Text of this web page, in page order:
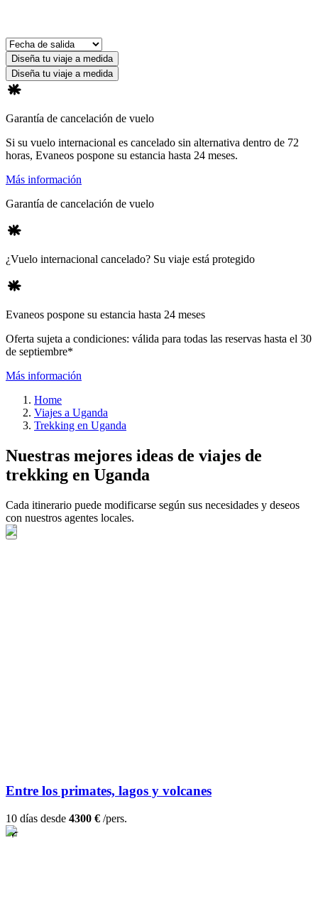
Diseña tu viaje a medida
Diseña tu viaje a medida
Garantía de cancelación de vuelo
Si su vuelo internacional es cancelado sin alternativa dentro de 72
horas, Evaneos pospone su estancia hasta 24 meses.
Más información
Garantía de cancelación de vuelo
¿Vuelo internacional cancelado? Su viaje está protegido
Evaneos pospone su estancia hasta 24 meses
Oferta sujeta a condiciones: válida para todas las reservas hasta el 30
de septiembre*
Más información
Home
Viajes a Uganda
Trekking en Uganda
Nuestras mejores ideas de viajes de
trekking en Uganda
Cada itinerario puede modificarse según sus necesidades y deseos
con nuestros agentes locales.
Entre los primates, lagos y volcanes
10 días desde 4300 € /pers.